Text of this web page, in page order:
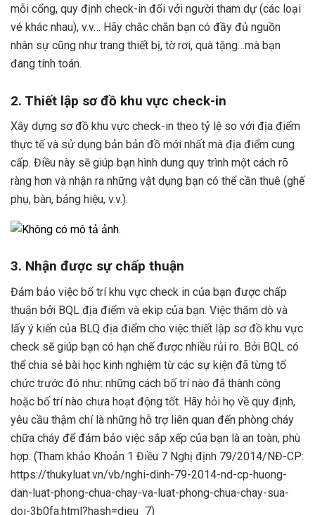
mỗi cổng, quy định check-in đối với người tham dự (các loại
vé khác nhau), v.v… Hãy chắc chắn bạn có đầy đủ nguồn
nhân sự cũng như trang thiết bị, tờ rơi, quà tặng…mà bạn
đang tính toán.
2. Thiết lập sơ đồ khu vực check-in
Xây dựng sơ đồ khu vực check-in theo tỷ lệ so với địa điểm
thực tế và sử dụng bản bản đồ mới nhất mà địa điểm cung
cấp. Điều này sẽ giúp bạn hình dung quy trình một cách rõ
ràng hơn và nhận ra những vật dụng bạn có thể cần thuê (ghế
phụ, bàn, bảng hiệu, v.v.).
3. Nhận được sự chấp thuận
Đảm bảo việc bố trí khu vực check in của bạn được chấp
thuận bởi BQL địa điểm và ekip của bạn. Việc thăm dò và
lấy ý kiến của BLQ địa điểm cho việc thiết lập sơ đồ khu vực
check sẽ giúp bạn có hạn chế được nhiều rủi ro. Bởi BQL có
thể chia sẻ bài học kinh nghiệm từ các sự kiện đã từng tổ
chức trước đó như: những cách bố trí nào đã thành công
hoặc bố trí nào chưa hoạt động tốt. Hãy hỏi họ về quy định,
yêu cầu thậm chí là những hỗ trợ liên quan đến phòng cháy
chữa cháy để đảm bảo việc sắp xếp của bạn là an toàn, phù
hợp. (Tham khảo Khoản 1 Điều 7 Nghị định 79/2014/NĐ-CP:
https://thukyluat.vn/vb/nghi-dinh-79-2014-nd-cp-huong-
dan-luat-phong-chua-chay-va-luat-phong-chua-chay-sua-
doi-3b0fa.html?hash=dieu_7)